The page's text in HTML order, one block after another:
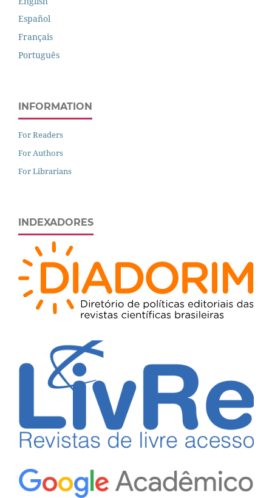
Español
Français
Português
INFORMATION
For Readers
For Authors
For Librarians
INDEXADORES